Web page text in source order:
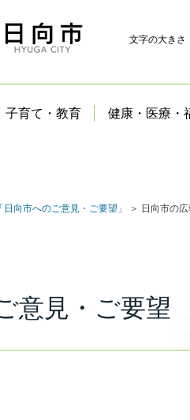
文字の大きさ
子育て・教育 健康・医療・
向市へのご意見・ご要望」 ＞ 日向市の
意見・ご要望